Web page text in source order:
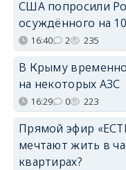
США попросили
осуждённого на
16:40 2 235
В Крыму
на некоторых АЗС
16:29 0 223
Прямой эфир
мечтают жить в
квартирах?